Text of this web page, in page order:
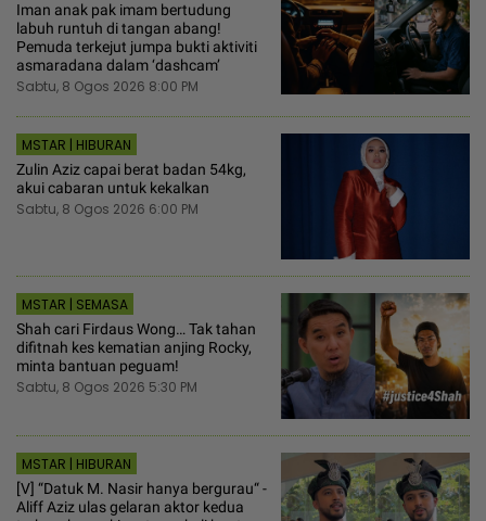
Iman anak pak imam bertudung
labuh runtuh di tangan abang!
Pemuda terkejut jumpa bukti aktiviti
asmaradana dalam ‘dashcam’
Sabtu, 8 Ogos 2026 8:00 PM
MSTAR | HIBURAN
Zulin Aziz capai berat badan 54kg,
akui cabaran untuk kekalkan
Sabtu, 8 Ogos 2026 6:00 PM
MSTAR | SEMASA
Shah cari Firdaus Wong… Tak tahan
difitnah kes kematian anjing Rocky,
minta bantuan peguam!
Sabtu, 8 Ogos 2026 5:30 PM
MSTAR | HIBURAN
[V] “Datuk M. Nasir hanya bergurau“ -
Aliff Aziz ulas gelaran aktor kedua